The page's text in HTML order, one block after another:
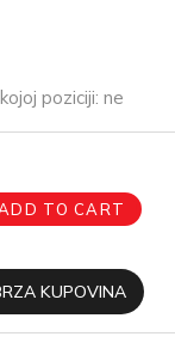
poziciji: ne
TO CART
KUPOVINA